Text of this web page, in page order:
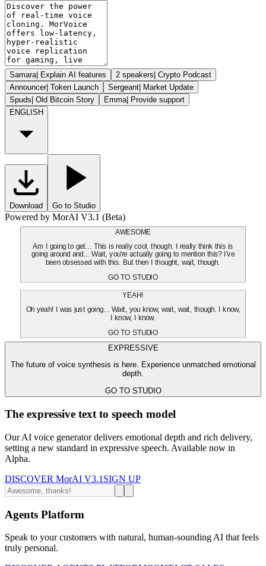
Samara| Explain AI features 2 speakers| Crypto Podcast
Announcer| Token Launch Sergeant| Market Update
Spuds| Old Bitcoin Story Emma| Provide support
ENGLISH
Download Go to Studio
Powered by MorAI V3.1 (Beta)
AWESOME
Am I going to get... This is really cool, though. I really think this is
going around and... Wait, you're actually going to mention this? I've
been obsessed with this. But then I thought, wait, though.
GO TO STUDIO
YEAH!
Oh yeah! I was just going... Wait, you know, wait, wait, though. I know,
I know, I know.
GO TO STUDIO
EXPRESSIVE
The future of voice synthesis is here. Experience unmatched emotional
depth.
GO TO STUDIO
The expressive text to speech model
Our AI voice generator delivers emotional depth and rich delivery,
setting a new standard in expressive speech. Available now in
Alpha.
DISCOVER MorAI V3.1 SIGN UP
Agents Platform
Speak to your customers with natural, human-sounding AI that feels
truly personal.